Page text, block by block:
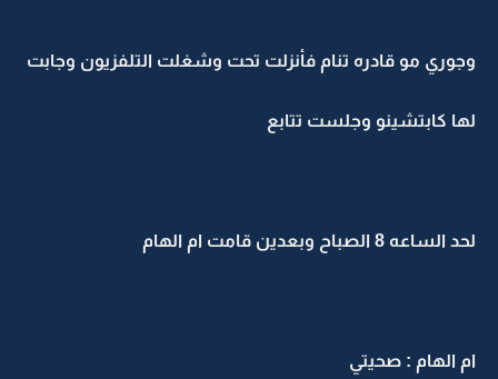
وجوري مو قادره تنام فأنزلت تحت وشغلت التلفزيون وجابت
لها كابتشينو وجلست تتابع
لحد الساعه 8 الصباح وبعدين قامت ام الهام
ام الهام : صحيتي